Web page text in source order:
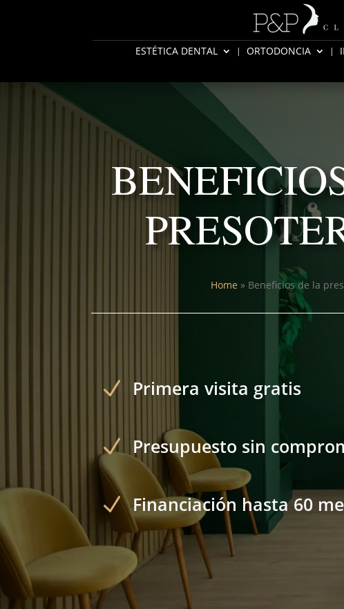
ESTÉTICA DENTAL ORTODONCIA
Home » Beneficios de la
N Primera visita gratis
N Presupuesto sin
N Financiación hasta 60